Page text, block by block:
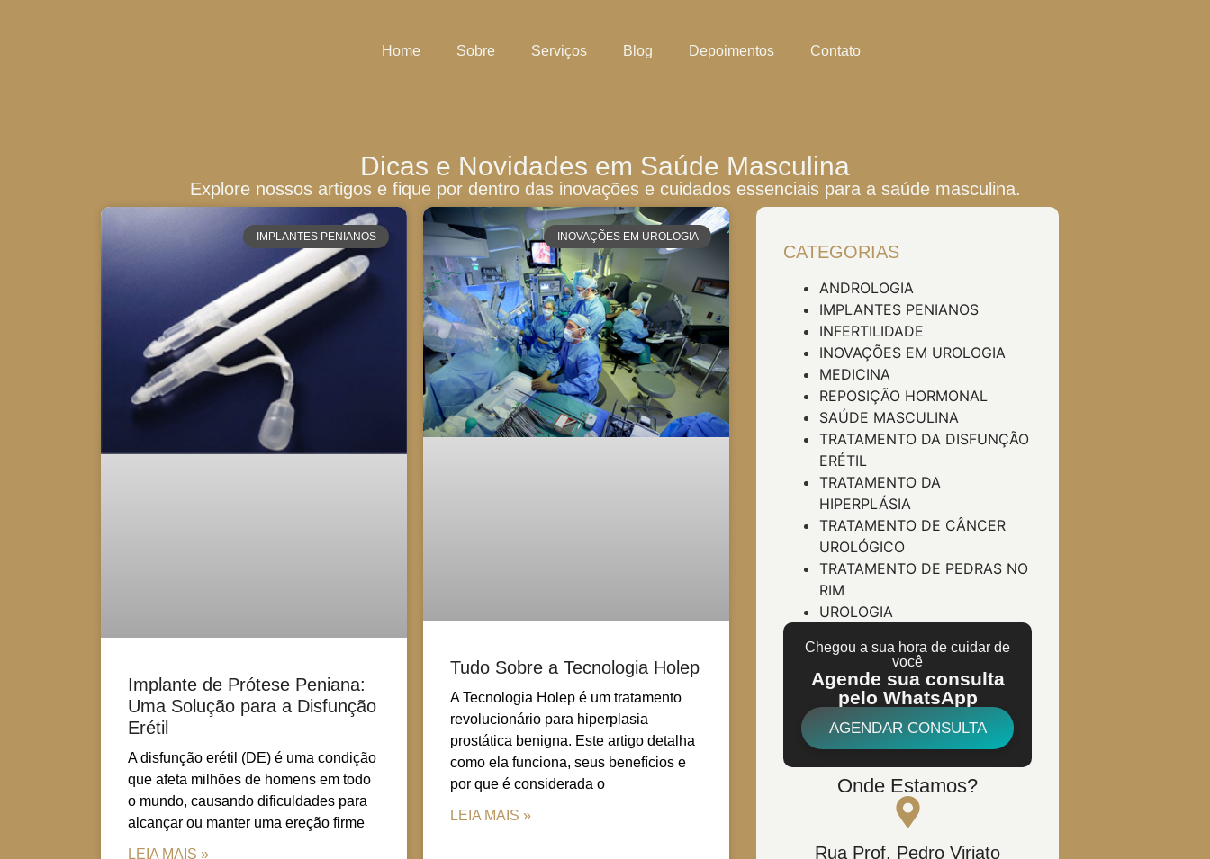
Home Sobre Serviços Blog Depoimentos Contato
Dicas e Novidades em Saúde Masculina
Explore nossos artigos e fique por dentro das inovações e cuidados essenciais para a saúde masculina.
IMPLANTES PENIANOS
Implante de Prótese Peniana:
Uma Solução para a Disfunção
Erétil
A disfunção erétil (DE) é uma condição
que afeta milhões de homens em todo
o mundo, causando dificuldades para
alcançar ou manter uma ereção firme
LEIA MAIS »
INOVAÇÕES EM UROLOGIA
Tudo Sobre a Tecnologia Holep
A Tecnologia Holep é um tratamento
revolucionário para hiperplasia
prostática benigna. Este artigo detalha
como ela funciona, seus benefícios e
por que é considerada o
LEIA MAIS »
CATEGORIAS
ANDROLOGIA
IMPLANTES PENIANOS
INFERTILIDADE
INOVAÇÕES EM UROLOGIA
MEDICINA
REPOSIÇÃO HORMONAL
SAÚDE MASCULINA
TRATAMENTO DA DISFUNÇÃO
ERÉTIL
TRATAMENTO DA
HIPERPLÁSIA
TRATAMENTO DE CÂNCER
UROLÓGICO
TRATAMENTO DE PEDRAS NO
RIM
UROLOGIA
Chegou a sua hora de cuidar de
você
Agende sua consulta
pelo WhatsApp
AGENDAR CONSULTA
Onde Estamos?
Rua Prof. Pedro Viriato